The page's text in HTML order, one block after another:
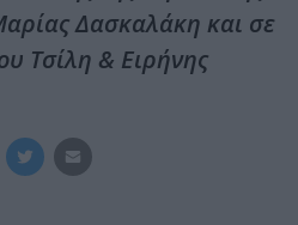
Δασκαλάκη και σε
Τσίλη & Ειρήνης